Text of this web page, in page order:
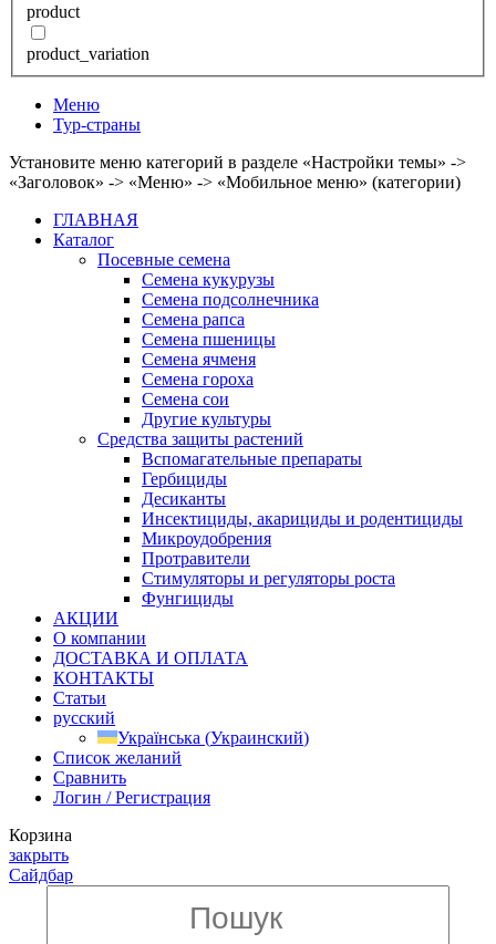
product
product_variation
Меню
Тур-страны
Установите меню категорий в разделе «Настройки темы» ->
«Заголовок» -> «Меню» -> «Мобильное меню» (категории)
ГЛАВНАЯ
Каталог
Посевные семена
Семена кукурузы
Семена подсолнечника
Семена рапса
Семена пшеницы
Семена ячменя
Семена гороха
Семена сои
Другие культуры
Средства защиты растений
Вспомагательные препараты
Гербициды
Десиканты
Инсектициды, акарициды и родентициды
Микроудобрения
Протравители
Стимуляторы и регуляторы роста
Фунгициды
АКЦИИ
О компании
ДОСТАВКА И ОПЛАТА
КОНТАКТЫ
Статьи
русский
Українська (Украинский)
Список желаний
Сравнить
Логин / Регистрация
Корзина
закрыть
Сайдбар